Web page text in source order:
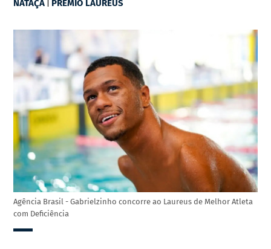
NATAÇÃ PRÊMIO LAUREUS
Agência Brasil - Gabrielzinho concorre ao Laureus de Melhor Atleta
com Deficiência